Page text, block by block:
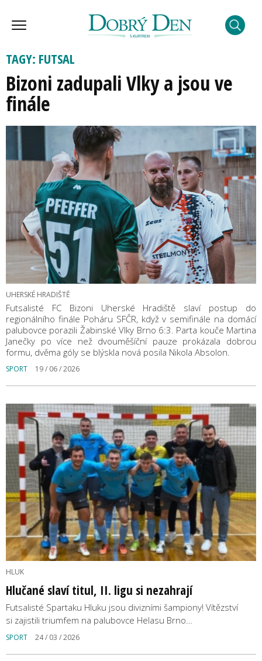
TAGY: FUTSAL
Bizoni zadupali Vlky a jsou ve
finále
UHERSKÉ HRADIŠTĚ
Futsalisté FC Bizoni Uherské Hradiště slaví postup do
regionálního finále Poháru SFČR, když v semifinále na domácí
palubovce porazili Žabinské Vlky Brno 6:3. Parta kouče Martina
Janečky po více než dvouměšíční pauze prokázala dobrou
formu, dvěma góly se blýskla nová posila Nikola Absolon.
SPORT 19 / 06 / 2026
HLUK
Hlučané slaví titul, II. ligu si nezahrají
Futsalisté Spartaku Hluku jsou divizními šampiony! Vítězství
si zajistili triumfem na palubovce Helasu Brno…
SPORT 24 / 03 / 2026